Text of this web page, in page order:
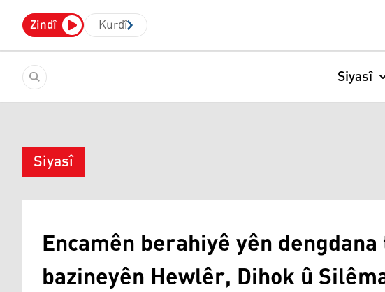
Zindî Kurdî
Siyasî
Siyasî
Encamên berahiyê yên
bazineyên Hewlêr, Dihok û